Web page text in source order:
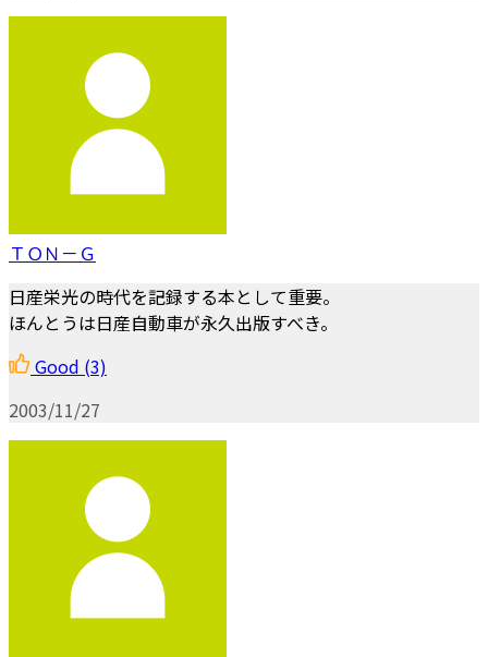
ＴＯＮ－Ｇ
日産栄光の時代を記録する本として重要。
ほんとうは日産自動車が永久出版すべき。
Good (3)
2003/11/27